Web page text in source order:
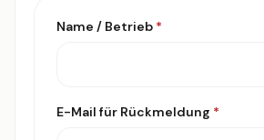
Name / Betrieb *
E-Mail für Rückmeldung *